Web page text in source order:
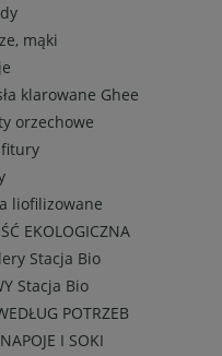
mąki
klarowane Ghee
orzechowe
liofilizowane
EKOLOGICZNA
Stacja Bio
Stacja Bio
POTRZEB
I SOKI